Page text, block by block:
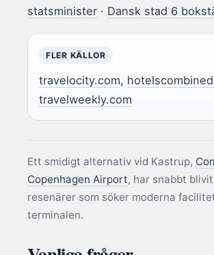
statsminister · Dansk stad 6
FLER KÄLLOR
travelocity.com,
travelweekly.com
Ett smidigt alternativ vid Kastrup,
Copenhagen Airport, har snabbt
resenärer som söker moderna
terminalen.